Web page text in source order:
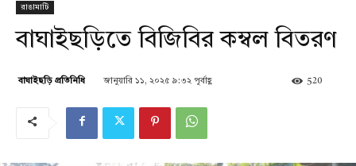
রাঙামাটি
বাঘাইছড়িতে বিজিবির কম্বল বিতরণ
বাঘাইছড়ি প্রতিনিধি জানুয়ারি ১১, ২০২৫ ৯:৩২ পূর্বাহ্ণ 520